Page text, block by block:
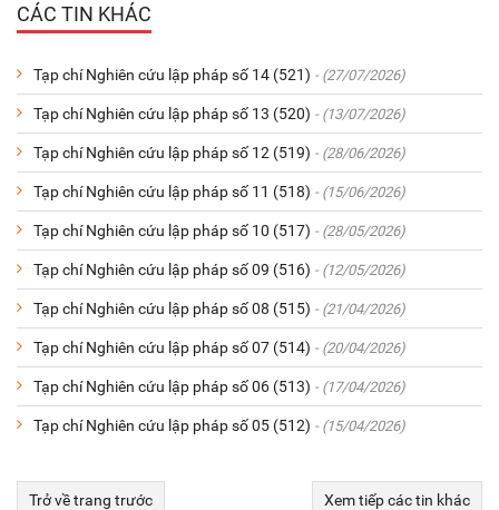
CÁC TIN KHÁC
Tạp chí Nghiên cứu lập pháp số 14 (521) - (27/07/2026)
Tạp chí Nghiên cứu lập pháp số 13 (520) - (13/07/2026)
Tạp chí Nghiên cứu lập pháp số 12 (519) - (28/06/2026)
Tạp chí Nghiên cứu lập pháp số 11 (518) - (15/06/2026)
Tạp chí Nghiên cứu lập pháp số 10 (517) - (28/05/2026)
Tạp chí Nghiên cứu lập pháp số 09 (516) - (12/05/2026)
Tạp chí Nghiên cứu lập pháp số 08 (515) - (21/04/2026)
Tạp chí Nghiên cứu lập pháp số 07 (514) - (20/04/2026)
Tạp chí Nghiên cứu lập pháp số 06 (513) - (17/04/2026)
Tạp chí Nghiên cứu lập pháp số 05 (512) - (15/04/2026)
Trở về trang trước Xem tiếp các tin khác